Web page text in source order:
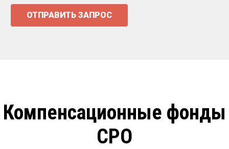
ОТПРАВИТЬ ЗАПРОС
Компенсационные фонды
СРО